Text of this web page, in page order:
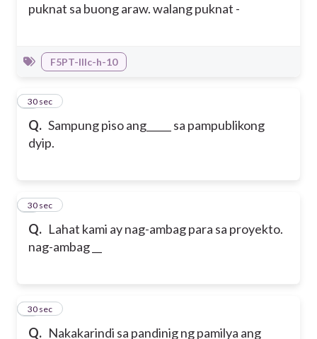
puknat sa buong araw. walang puknat -
F5PT-IIIc-h-10
Q. Sampung piso ang_____ sa pampublikong
dyip.
2
30 sec
Q. Lahat kami ay nag-ambag para sa proyekto.
nag-ambag __
3
30 sec
Q. Nakakarindi sa pandinig ng pamilya ang
4
30 sec